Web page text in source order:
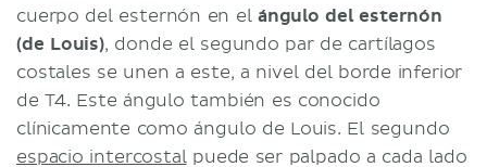
cuerpo del esternón en el ángulo del esternón
(de Louis), donde el segundo par de cartílagos
costales se unen a este, a nivel del borde inferior
de T4. Este ángulo también es conocido
clínicamente como ángulo de Louis. El segundo
espacio intercostalpuede ser palpado a cada lado